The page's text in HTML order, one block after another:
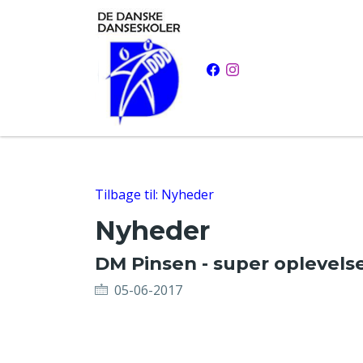
Tilbage til: Nyheder
Nyheder
DM Pinsen - super
05-06-2017